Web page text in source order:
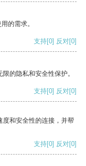
的需求。
支持[0] 反对[0]
的隐私和安全性保护。
支持[0] 反对[0]
度和安全性的连接，并帮
支持[0] 反对[0]